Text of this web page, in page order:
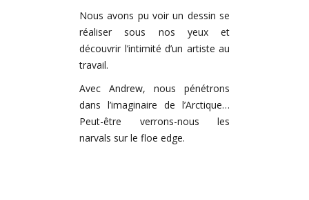
Nous avons pu voir un dessin se
réaliser sous nos yeux et
découvrir l’intimité d’un artiste au
travail.
Avec Andrew, nous pénétrons
dans l’imaginaire de l’Arctique…
Peut-être verrons-nous les
narvals sur le floe edge.